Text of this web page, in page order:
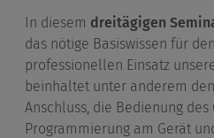
In diesem dreitägigen
das nötige Basiswissen für den
professionellen Einsatz
beinhaltet unter anderem
Anschluss, die Bedienung des
Programmierung am Gerät